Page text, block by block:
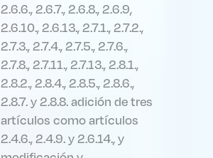
2.6.6., 2.6.7., 2.6.8., 2.6.9,
2.6.10., 2.6.13., 2.7.1., 2.7.2.,
2.7.3., 2.7.4., 2.7.5., 2.7.6.,
2.7.8., 2.7.11., 2.7.13., 2.8.1.,
2.8.2., 2.8.4., 2.8.5., 2.8.6.,
2.8.7. y 2.8.8. adición de tres
artículos como artículos
2.4.6., 2.4.9. y 2.6.14., y